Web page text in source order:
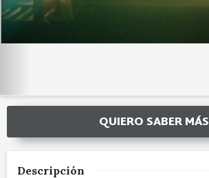
QUIERO SABER MÁS
Descripción